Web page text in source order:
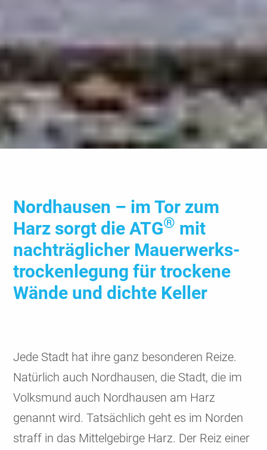
Nord­hausen – im Tor zum
Harz sorgt die ATG® mit
nach­träg­licher Mauer­werks­
trocken­legung für trockene
Wände und dichte Keller
Jede Stadt hat ihre ganz beson­deren Reize.
Natür­lich auch Nord­hausen, die Stadt, die im
Volks­mund auch Nord­hausen am Harz
genannt wird. Tatsäch­lich geht es im Norden
straff in das Mittel­gebirge Harz. Der Reiz einer